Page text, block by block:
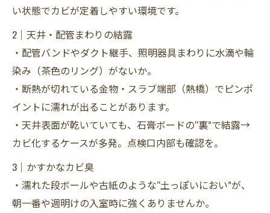
い状態でカビが定着しやすい環境です。
2｜天井・配管まわりの結露
・配管バンドやダクト継手、照明器具まわりに水滴や輪
染み（茶色のリング）がないか。
・断熱が切れている金物・スラブ端部（熱橋）でピンポ
イントに濡れが出ることがあります。
・天井表面が乾いていても、石膏ボードの“裏”で結露→
カビ化するケースが多発。点検口内部も確認を。
3｜かすかなカビ臭
・濡れた段ボールや古紙のような“土っぽいにおい”が、
朝一番や週明けの入室時に強くありませんか。